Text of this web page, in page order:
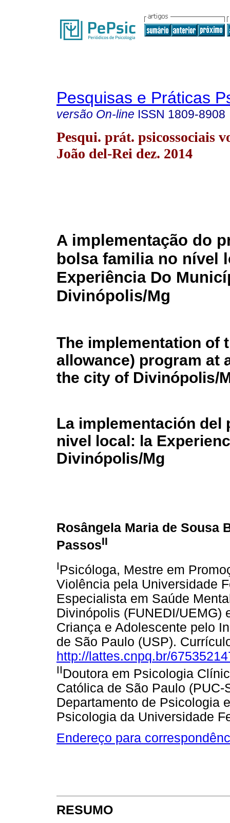
Pesquisas e Práticas
versão On-line ISSN 1809-8908
Pesqui. prát. psicossociais
João del-Rei dez. 2014
A implementação do
bolsa familia no nível
Experiência Do
Divinópolis/Mg
The implementation of
allowance) program at
the city of Divinópolis/
La implementación del
nivel local: la
Divinópolis/Mg
Rosângela Maria de Sousa
PassosII
IPsicóloga, Mestre em
Violência pela Universidade
Especialista em Saúde
Divinópolis (FUNEDI/UEMG)
Criança e Adolescente pelo
de São Paulo (USP).
http://lattes.cnpq.br/
IIDoutora em Psicologia
Católica de São Paulo
Departamento de Psicologia
Psicologia da Universidade
Endereço para
RESUMO